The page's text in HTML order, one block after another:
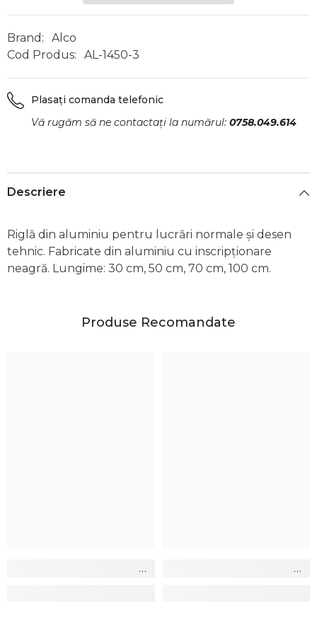
Brand:
Alco
Cod Produs:
AL-1450-3
Plasați comanda telefonic
Vă rugăm să ne contactați la numărul: 0758.049.614
Descriere
Riglă din aluminiu pentru lucrări normale și desen
tehnic. Fabricate din aluminiu cu inscripționare
neagră. Lungime: 30 cm, 50 cm, 70 cm, 100 cm.
Produse Recomandate